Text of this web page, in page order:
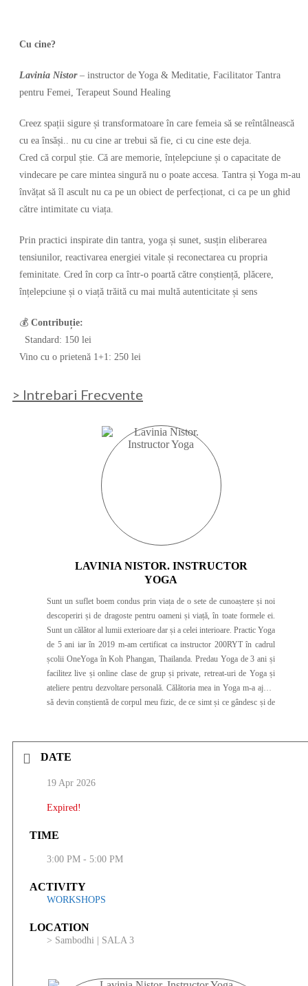
Cu cine?
Lavinia Nistor – instructor de Yoga & Meditatie, Facilitator Tantra
pentru Femei, Terapeut Sound Healing
Creez spații sigure și transformatoare în care femeia să se reîntâlnească
cu ea însăși.. nu cu cine ar trebui să fie, ci cu cine este deja.
Cred că corpul știe. Că are memorie, înțelepciune și o capacitate de
vindecare pe care mintea singură nu o poate accesa. Tantra și Yoga m-au
învățat să îl ascult nu ca pe un obiect de perfecționat, ci ca pe un ghid
către intimitate cu viața.
Prin practici inspirate din tantra, yoga și sunet, susțin eliberarea
tensiunilor, reactivarea energiei vitale și reconectarea cu propria
feminitate. Cred în corp ca într-o poartă către conștiență, plăcere,
înțelepciune și o viață trăită cu mai multă autenticitate și sens
💰 Contribuție:
Standard: 150 lei
Vino cu o prietenă 1+1: 250 lei
> Intrebari Frecvente
LAVINIA NISTOR. INSTRUCTOR
YOGA
Sunt un suflet boem condus prin viața de o sete de cunoaștere și noi
descoperiri și de dragoste pentru oameni și viață, în toate formele ei.
Sunt un călător al lumii exterioare dar și a celei interioare. Practic Yoga
de 5 ani iar în 2019 m-am certificat ca instructor 200RYT în cadrul
școlii OneYoga în Koh Phangan, Thailanda. Predau Yoga de 3 ani și
facilitez live și online clase de grup și private, retreat-uri de Yoga și
ateliere pentru dezvoltare personală. Călătoria mea in Yoga m-a ajutat
să devin conștientă de corpul meu fizic, de ce simt și ce gândesc și de
lumea.
DATE
19 Apr 2026
Expired!
TIME
3:00 PM - 5:00 PM
ACTIVITY
WORKSHOPS
LOCATION
> Sambodhi | SALA 3